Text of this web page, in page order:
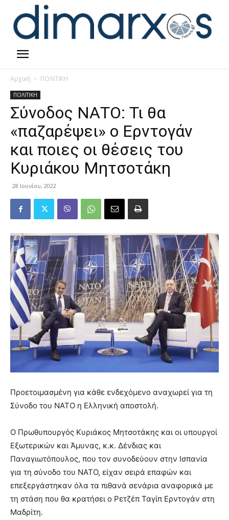
Αρχική ΠΟΛΙΤΙΚΗ
ΠΟΛΙΤΙΚΗ
Σύνοδος ΝΑΤΟ: Τι θα
«παζαρέψει» ο Ερντογάν
και ποιες οι θέσεις του
Κυριάκου Μητσοτάκη
28 Ιουνίου, 2022
Προετοιμασμένη για κάθε ενδεχόμενο αναχωρεί για τη
Σύνοδο του ΝΑΤΟ η Ελληνική αποστολή.
Ο Πρωθυπουργός Κυριάκος Μητσοτάκης και οι υπουργοί
Εξωτερικών και Άμυνας, κ.κ. Δένδιας και
Παναγιωτόπουλος, που τον συνοδεύουν στην Ισπανία
για τη σύνοδο του ΝΑΤΟ, είχαν σειρά επαφών και
επεξεργάστηκαν όλα τα πιθανά σενάρια αναφορικά με
τη στάση που θα κρατήσει ο Ρετζέπ Ταγίπ Ερντογάν στη
Μαδρίτη.